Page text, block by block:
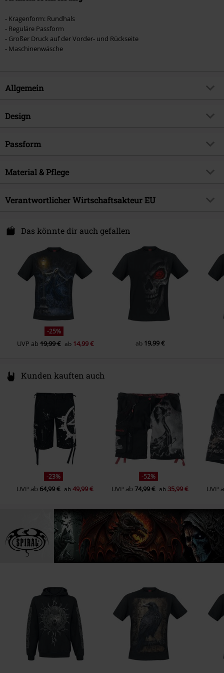
- Kragenform: Rundhals
- Reguläre Passform
- Großer Druck auf der Vorder- und Rückseite
- Maschinenwäsche
Allgemein
Artikelnummer:
Brand
Geschlecht
Männer
Design
Produkt-Typ
Bedruckt
Farbe
schwarz
Passform
Passform/Oberteile
Material & Pflege
Obermaterial
100% Baumwolle
Verantwortlicher Wirtschaftsakteur EU
Energiestraat 4e
Netherlands
Hello@attitudeholland.nl
Das könnte dir auch gefallen
-25%
UVP ab19,99 € ab 14,99 € ab 19,99 €
Kunden kauften auch
-23%
UVP ab64,99 € ab49,99 €
-52%
UVP ab74,99 € ab35,99 € UVP